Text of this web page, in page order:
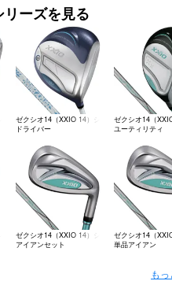
ーズを見る
ゼクシオ14（XXIO 14）シ
リーズ
ドライバー
ゼクシオ14（
リーズ
ユーティリティ
ゼクシオ14（XXIO 14）シ
リーズ
アイアンセット
ゼクシオ14（
リーズ
単品アイアン
も